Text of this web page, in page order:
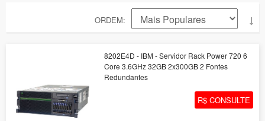
ORDEM
8202E4D - IBM - Servidor Rack Power 720 6
Core 3.6GHz 32GB 2x300GB 2 Fontes
Redundantes
R$ CONSULTE